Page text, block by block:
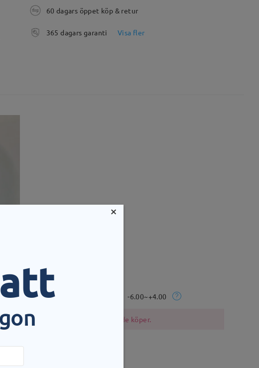
60 dagars öppet köp & retur
365 dagars garanti Visa fler
57 mm
-6.00~+4.00
bör vara försiktiga när de köper.
×